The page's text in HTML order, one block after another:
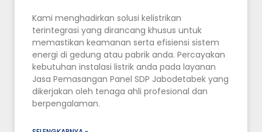
Kami menghadirkan solusi kelistrikan
terintegrasi yang dirancang khusus untuk
memastikan keamanan serta efisiensi sistem
energi di gedung atau pabrik anda. Percayakan
kebutuhan instalasi listrik anda pada layanan
Jasa Pemasangan Panel SDP Jabodetabek yang
dikerjakan oleh tenaga ahli profesional dan
berpengalaman.